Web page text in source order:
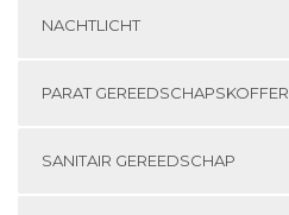
NACHTLICHT
PARAT GEREEDSCHAPSKOFFER
SANITAIR GEREEDSCHAP